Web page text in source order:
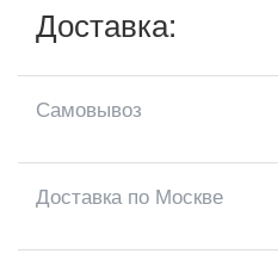
Доставка:
Самовывоз
Доставка по Москве